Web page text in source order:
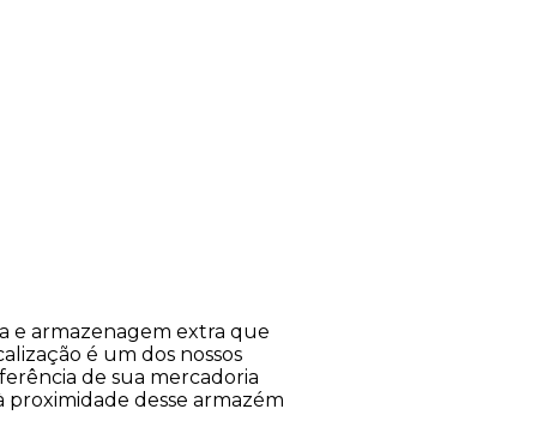
e armazenagem extra que
é um dos nossos
de sua mercadoria
proximidade desse armazém